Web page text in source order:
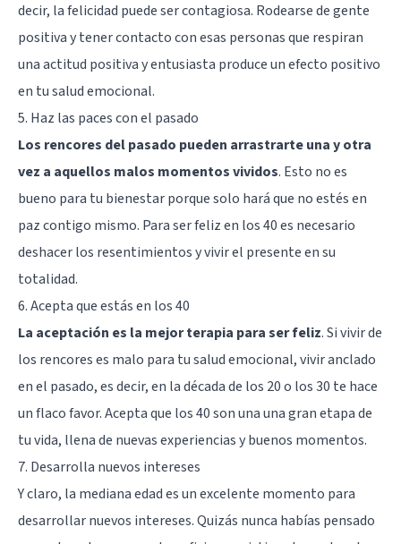
decir, la felicidad puede ser contagiosa. Rodearse de gente
positiva y tener contacto con esas personas que respiran
una actitud positiva y entusiasta produce un efecto positivo
en tu salud emocional.
5. Haz las paces con el pasado
Los rencores del pasado pueden arrastrarte una y otra
vez a aquellos malos momentos vividos. Esto no es
bueno para tu bienestar porque solo hará que no estés en
paz contigo mismo. Para ser feliz en los 40 es necesario
deshacer los resentimientos y vivir el presente en su
totalidad.
6. Acepta que estás en los 40
La aceptación es la mejor terapia para ser feliz. Si vivir de
los rencores es malo para tu salud emocional, vivir anclado
en el pasado, es decir, en la década de los 20 o los 30 te hace
un flaco favor. Acepta que los 40 son una una gran etapa de
tu vida, llena de nuevas experiencias y buenos momentos.
7. Desarrolla nuevos intereses
Y claro, la mediana edad es un excelente momento para
desarrollar nuevos intereses. Quizás nunca habías pensado